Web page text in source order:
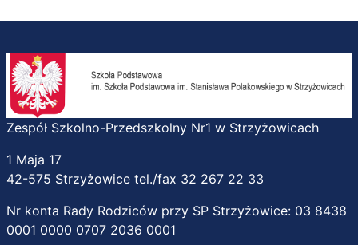
Zespół Szkolno-Przedszkolny Nr1 w Strzyżowicach
1 Maja 17
42-575 Strzyżowice tel./fax 32 267 22 33
Nr konta Rady Rodziców przy SP Strzyżowice: 03 8438
0001 0000 0707 2036 0001